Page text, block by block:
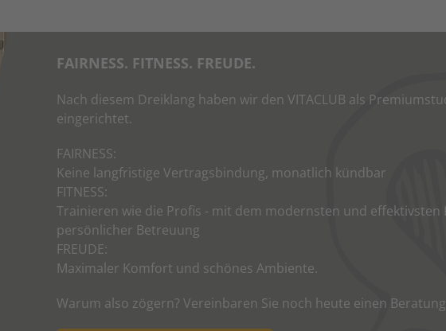
FAIRNESS. FITNESS. FREUDE.
Nach diesem Dreiklang haben wir den VITACLUB als
eingerichtet.
FAIRNESS:
Keine langfristige Vertragsbindung, monatlich kündbar
FITNESS:
Trainieren wie die Profis - mit dem modernsten und effektivsten
persönlicher Betreuung
FREUDE:
Maximaler Komfort und schönes Ambiente.
Warum also zögern? Vereinbaren Sie noch heute einen